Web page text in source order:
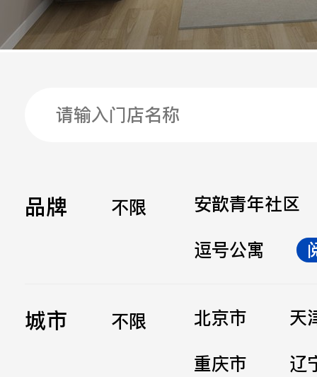
品牌 不限
安歆青年社区
逗号公寓
城市 不限 北京市
天
重庆市
辽
邮箱
留言
立即提交